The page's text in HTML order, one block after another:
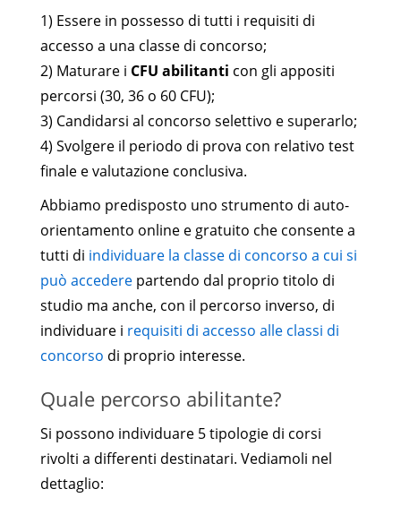
1) Essere in possesso di tutti i requisiti di
accesso a una classe di concorso;
2) Maturare i CFU abilitanti con gli appositi
percorsi (30, 36 o 60 CFU);
3) Candidarsi al concorso selettivo e superarlo;
4) Svolgere il periodo di prova con relativo test
finale e valutazione conclusiva.
Abbiamo predisposto uno strumento di auto-
orientamento online e gratuito che consente a
tutti di individuare la classe di concorso a cui si
può accedere partendo dal proprio titolo di
studio ma anche, con il percorso inverso, di
individuare i requisiti di accesso alle classi di
concorso di proprio interesse.
Quale percorso abilitante?
Si possono individuare 5 tipologie di corsi
rivolti a differenti destinatari. Vediamoli nel
dettaglio: